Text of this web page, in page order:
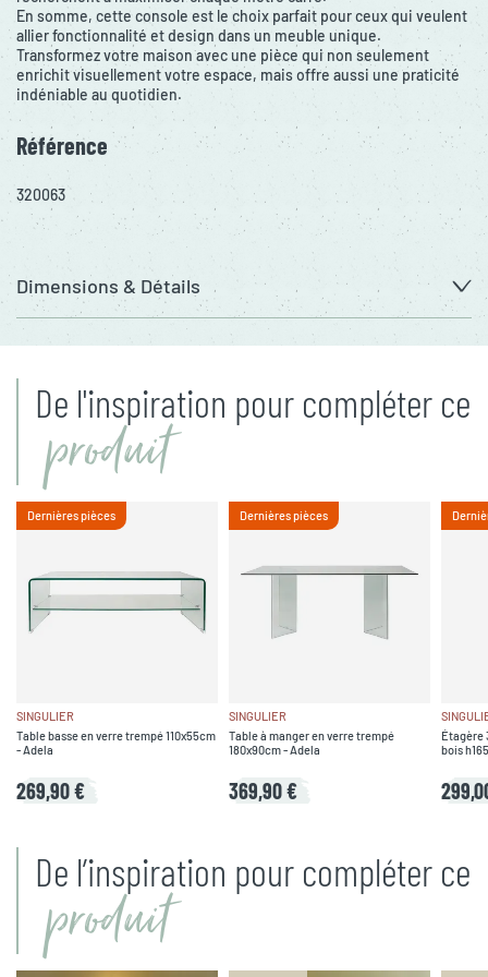
En somme, cette console est le choix parfait pour ceux qui veulent
allier fonctionnalité et design dans un meuble unique.
Transformez votre maison avec une pièce qui non seulement
enrichit visuellement votre espace, mais offre aussi une praticité
indéniable au quotidien.
Référence
320063
Dimensions & Détails
De l'inspiration pour compléter ce
produit
Dernières pièces
SINGULIER
Table basse en verre trempé 110x55cm
- Adela
269,90 €
Dernières pièces
SINGULIER
Table à manger en verre trempé
180x90cm - Adela
369,90 €
Étagère
bois
De l’inspiration pour compléter ce
produit